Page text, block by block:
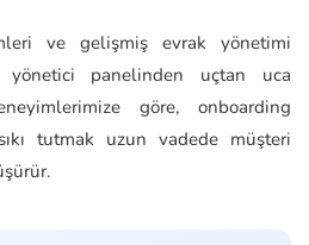
ve gelişmiş evrak yönetimi
panelinden uçtan uca
göre, onboarding
tutmak uzun vadede müşteri